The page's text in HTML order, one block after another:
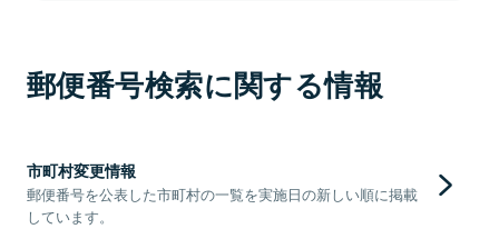
郵便番号検索に関する情報
市町村変更情報
郵便番号を公表した市町村の一覧を実施日の新しい順に掲載
しています。